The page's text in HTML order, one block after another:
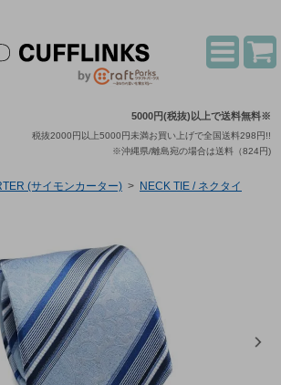
5000円(税抜)以上で送料無料※
税抜2000円以上5000円未満お買い上げで全国送料298円!!
※沖縄県/離島宛の場合は送料（824円)
(サイモンカーター) > NECK TIE / ネクタイ